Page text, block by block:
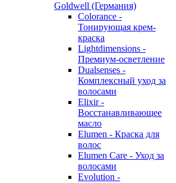
Goldwell (Германия)
Colorance -
Тонирующая крем-
краска
Lightdimensions -
Премиум-осветление
Dualsenses -
Комплексный уход за
волосами
Elixir -
Восстанавливающее
масло
Elumen - Краска для
волос
Elumen Care - Уход за
волосами
Evolution -